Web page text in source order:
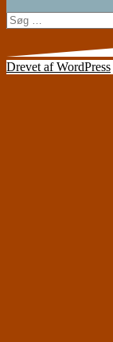
Søg
efter:
Drevet af WordPress